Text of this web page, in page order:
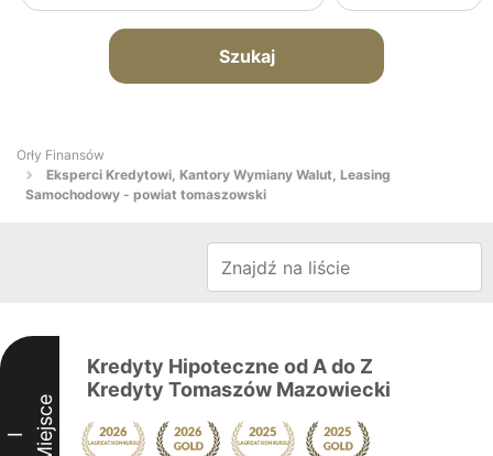
Szukaj
Orły Finansów
Eksperci Kredytowi, Kantory Wymiany Walut, Leasing
Samochodowy - powiat tomaszowski
I Miejsce
Kredyty Hipoteczne od A do Z
Kredyty Tomaszów Mazowiecki